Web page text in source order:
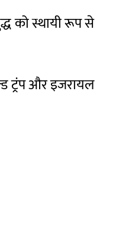
को स्थायी रूप से
ट्रंप और इजरायल